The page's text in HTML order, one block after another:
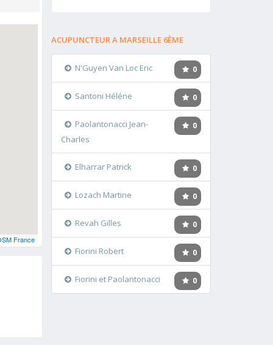
France
ACUPUNCTEUR A MARSEILLE 6ÈME
0
N'Guyen Van Loc Eric
0
Santoni Héléne
0
Paolantonacci Jean-
Charles
0
Elharrar Patrick
0
Lozach Martine
0
Revah Gilles
0
Fiorini Robert
0
Fiorini et Paolantonacci